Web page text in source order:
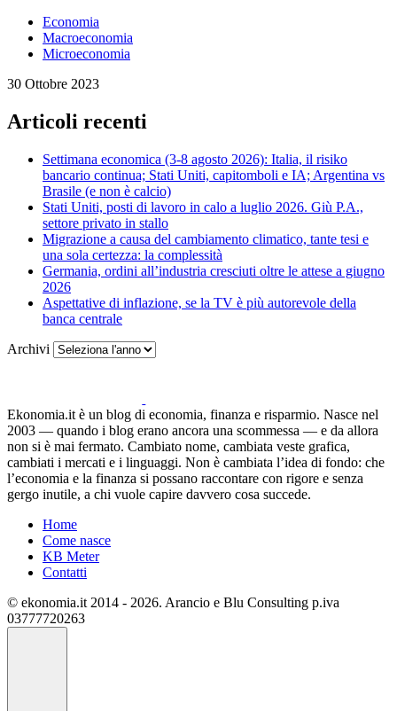
Economia
Macroeconomia
Microeconomia
30 Ottobre 2023
Articoli recenti
Settimana economica (3-8 agosto 2026): Italia, il risiko
bancario continua; Stati Uniti, capitomboli e IA; Argentina vs
Brasile (e non è calcio)
Stati Uniti, posti di lavoro in calo a luglio 2026. Giù P.A.,
settore privato in stallo
Migrazione a causa del cambiamento climatico, tante tesi e
una sola certezza: la complessità
Germania, ordini all’industria cresciuti oltre le attese a giugno
2026
Aspettative di inflazione, se la TV è più autorevole della
banca centrale
Archivi
Ekonomia.it è un blog di economia, finanza e risparmio. Nasce nel
2003 — quando i blog erano ancora una scommessa — e da allora
non si è mai fermato. Cambiato nome, cambiata veste grafica,
cambiati i mercati e i linguaggi. Non è cambiata l’idea di fondo: che
l’economia e la finanza si possano raccontare con rigore e senza
gergo inutile, a chi vuole capire davvero cosa succede.
Home
Come nasce
KB Meter
Contatti
© ekonomia.it 2014 - 2026. Arancio e Blu Consulting p.iva
03777720263